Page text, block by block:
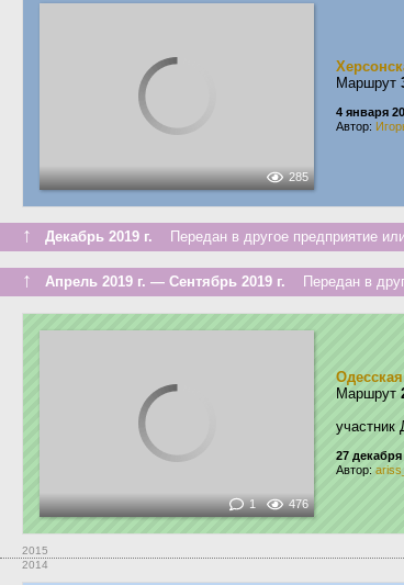
285
Маршрут
4 января
Автор:
↑ Декабрь 2019 г. Передан в другое предприятие
↑ Апрель 2019 г. — Сентябрь 2019 г. Передан в
1 476
Маршрут
участник
27 декабря
Автор:
2015
2014